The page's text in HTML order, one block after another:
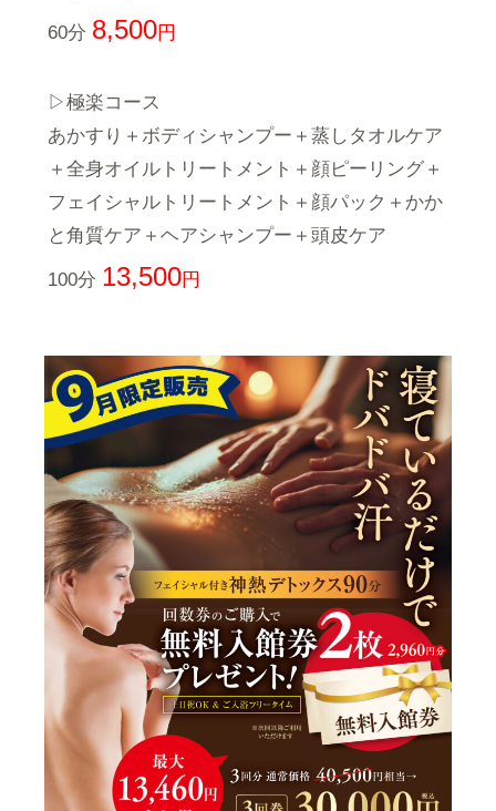
60分 8,500円
▷極楽コース
あかすり＋ボディシャンプー＋蒸しタオルケア
＋全身オイルトリートメント＋顔ピーリング＋
フェイシャルトリートメント＋顔パック＋かか
と角質ケア＋ヘアシャンプー＋頭皮ケア
100分 13,500円